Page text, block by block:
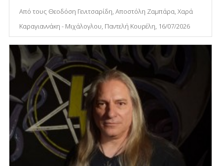
Από τους Θεοδόση Γενιτσαρίδη, Αποστόλη Ζαμπάρα, Χαρά
Καραγιαννάκη - Μιχάλογλου, Παντελή Κουρέλη, 16/07/2026